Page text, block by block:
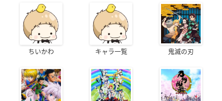
ちいかわ キャラ一覧 鬼滅の刃